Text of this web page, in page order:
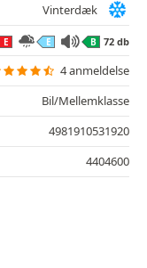
Vinterdæk
E E B 72 db
4 anmeldelse
Bil/Mellemklasse
4981910531920
4404600